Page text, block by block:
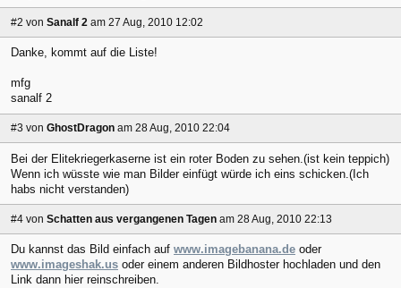
#2 von Sanalf 2 am 27 Aug, 2010 12:02
Danke, kommt auf die Liste!
mfg
sanalf 2
#3 von GhostDragon am 28 Aug, 2010 22:04
Bei der Elitekriegerkaserne ist ein roter Boden zu sehen.(ist kein teppich)
Wenn ich wüsste wie man Bilder einfügt würde ich eins schicken.(Ich
habs nicht verstanden)
#4 von Schatten aus vergangenen Tagen am 28 Aug, 2010 22:13
Du kannst das Bild einfach auf www.imagebanana.de oder
www.imageshak.us oder einem anderen Bildhoster hochladen und den
Link dann hier reinschreiben.